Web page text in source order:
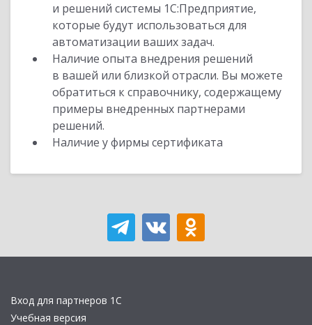
и решений системы 1С:Предприятие,
которые будут использоваться для
автоматизации ваших задач.
Наличие опыта внедрения решений
в вашей или близкой отрасли. Вы можете
обратиться к справочнику, содержащему
примеры внедренных партнерами
решений.
Наличие у фирмы сертификата
Вход для партнеров 1С
Учебная версия